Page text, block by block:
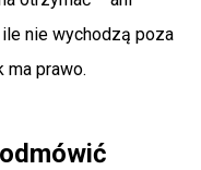
nie wychodzą poza
ma prawo.